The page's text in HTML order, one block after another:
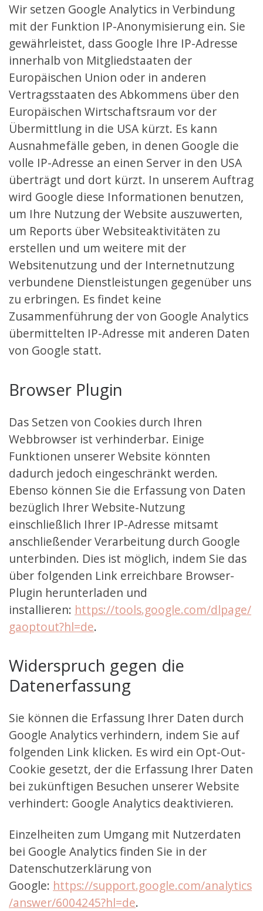
Wir setzen Google Analytics in Verbindung
mit der Funktion IP-Anonymisierung ein. Sie
gewährleistet, dass Google Ihre IP-Adresse
innerhalb von Mitgliedstaaten der
Europäischen Union oder in anderen
Vertragsstaaten des Abkommens über den
Europäischen Wirtschaftsraum vor der
Übermittlung in die USA kürzt. Es kann
Ausnahmefälle geben, in denen Google die
volle IP-Adresse an einen Server in den USA
überträgt und dort kürzt. In unserem Auftrag
wird Google diese Informationen benutzen,
um Ihre Nutzung der Website auszuwerten,
um Reports über Websiteaktivitäten zu
erstellen und um weitere mit der
Websitenutzung und der Internetnutzung
verbundene Dienstleistungen gegenüber uns
zu erbringen. Es findet keine
Zusammenführung der von Google Analytics
übermittelten IP-Adresse mit anderen Daten
von Google statt.
Browser Plugin
Das Setzen von Cookies durch Ihren
Webbrowser ist verhinderbar. Einige
Funktionen unserer Website könnten
dadurch jedoch eingeschränkt werden.
Ebenso können Sie die Erfassung von Daten
bezüglich Ihrer Website-Nutzung
einschließlich Ihrer IP-Adresse mitsamt
anschließender Verarbeitung durch Google
unterbinden. Dies ist möglich, indem Sie das
über folgenden Link erreichbare Browser-
Plugin herunterladen und
installieren: https://tools.google.com/dlpage/
gaoptout?hl=de.
Widerspruch gegen die
Datenerfassung
Sie können die Erfassung Ihrer Daten durch
Google Analytics verhindern, indem Sie auf
folgenden Link klicken. Es wird ein Opt-Out-
Cookie gesetzt, der die Erfassung Ihrer Daten
bei zukünftigen Besuchen unserer Website
verhindert: Google Analytics deaktivieren.
Einzelheiten zum Umgang mit Nutzerdaten
bei Google Analytics finden Sie in der
Datenschutzerklärung von
Google: https://support.google.com/analytics
/answer/6004245?hl=de.